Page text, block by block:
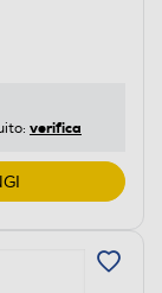
verifica